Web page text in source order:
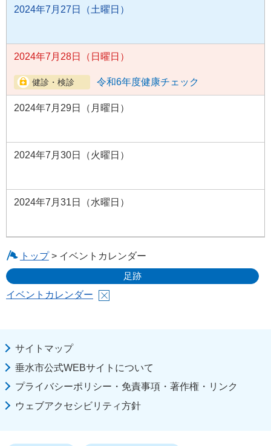
2024年7月27日（土曜日）
2024年7月28日（日曜日）
令和6年度健康チェック
2024年7月29日（月曜日）
2024年7月30日（火曜日）
2024年7月31日（水曜日）
トップ> イベントカレンダー
足跡
イベントカレンダー
サイトマップ
垂水市公式WEBサイトについて
プライバシーポリシー・免責事項・著作権・リンク
ウェブアクセシビリティ方針